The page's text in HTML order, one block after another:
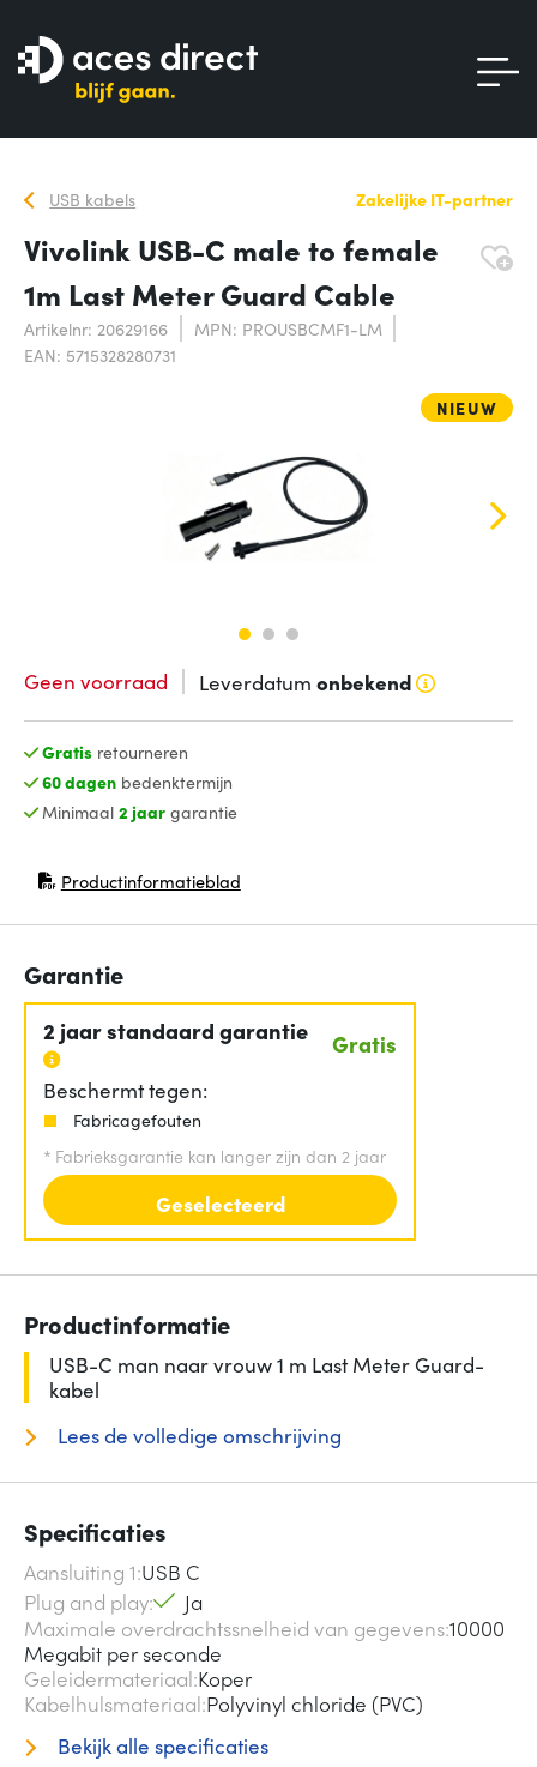
USB kabels Zakelijke IT-partner
Vivolink USB-C male to female
1m Last Meter Guard Cable
Artikelnr: 20629166
MPN: PROUSBCMF1-LM
EAN: 5715328280731
NIEUW
Geen voorraad Leverdatum onbekend
Gratis retourneren
60 dagenbedenktermijn
Minimaal 2 jaargarantie
Productinformatieblad
(opent in nieuw venster)
Garantie
2 jaar standaard garantie Gratis
Beschermt tegen:
Fabricagefouten
* Fabrieksgarantie kan langer zijn dan 2 jaar
Geselecteerd
Productinformatie
USB-C man naar vrouw 1 m Last Meter Guard-
kabel
Lees de volledige omschrijving
Specificaties
Aansluiting 1 USB C
Plug and play
Ja
Maximale overdrachtssnelheid van gegevens10000
Megabit per seconde
Geleidermateriaal Koper
Kabelhulsmateriaal Polyvinyl chloride (PVC)
Bekijk alle specificaties